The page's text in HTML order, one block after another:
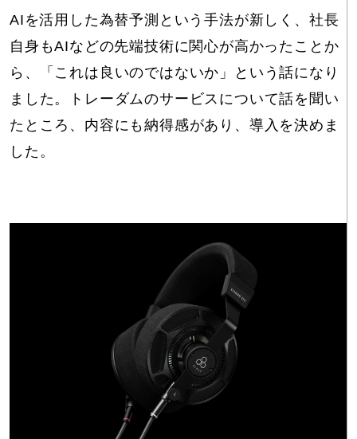
AIを活用した為替予測という手法が新しく、社長
自身もAIなどの先端技術に関心が高かったことか
ら、「これは良いのではないか」という話になり
ました。トレーダムのサービスについて話を聞い
たところ、内容にも納得感があり、導入を決めま
した。